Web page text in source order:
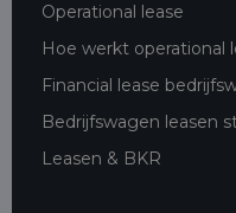
Operational lease
Hoe werkt operational
Financial lease
Bedrijfswagen leasen
Leasen & BKR